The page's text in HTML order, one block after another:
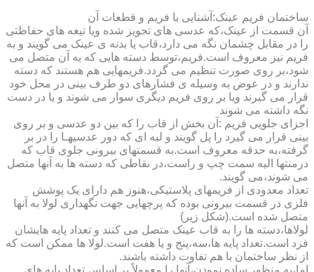
ساختمان فریم عینک:آشنایی با فریم و قطعات آن
آن قسمت از عینک،که عدسی های تجویز شده ویا تیغه های حفاظتی
را در مقابل چشمان نگه می دارد،قاب یا بدنه ی عینک می گویند و به
فریم نیز معروف است.فریم،توسط دسته هایی که به آن متصل می
شود،بر روی صورت تنظیم می گردد.فریمهایی هم هستند که دسته
ندارند و در عوض به وسیله ی فشارهای دو طرف بینی در محل خود
قرار می گیرند ویا بر روی فریم دیگری سوار می شوند و یا در دست
نگه داشته می شوند
اجزای جلویی فریم :آن بخش از قاب را که بین دو عدسی و بر روی
بینی قرار می گیرد را پل گویند و لبه ای که دور عدسیهـا را در بر
گرفته،به حدقه معروف است.به قسمتهای بیرونی جلوی قاب که
درمنتها الیه سمت چپ و راست،در نقاطی که دسته ها به آنها متصل
می شوند،می گویند.
تعداد معدودی از فریمهای پلاستیکی،هنوز هم دارای یک پوشش
فلزی در قسمت بیرونی بوده که پرچهایی جهت نگهداری لولا به آنها
متصل شده است.(شکل زیر)
لولاها،دسته ها را به قاب عینک متصل می کنند و تعداد پایه هایشان
فرد است.تعداد پایه ها،سه،پنج و یا هفت است.لولا ها ممکن است که
از نظر ساختمان با هم تفاوت داشته باشند.